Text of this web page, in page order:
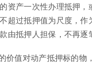
资产一次性办理抵押
超过抵押值为尺度，
由抵押人担保，不再逐
价值对动产抵押标的